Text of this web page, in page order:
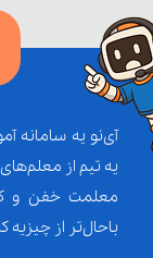
آی‌نو یه سامانه
یه تیم از
معلمت خفن و
باحال‌تر از